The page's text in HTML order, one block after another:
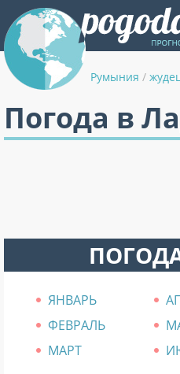
Румыния /
Погода в
ЯНВАРЬ
ФЕВРАЛЬ
МАРТ